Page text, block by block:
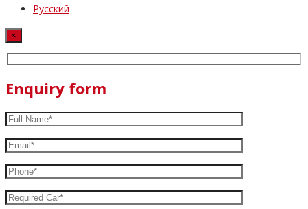
Русский
×
Enquiry form